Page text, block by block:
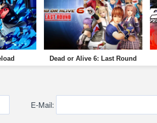
Dead or Alive 6: Last Round
E-Mail: